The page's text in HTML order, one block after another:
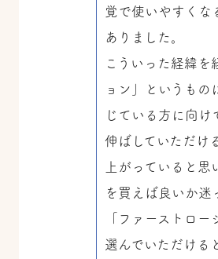
覚で使いやすくな
ありました。
こういった経緯を
ョン」というもの
じている方に向け
伸ばしていただけ
上がっていると思
を買えば良いか迷
「ファーストロー
選んでいただける